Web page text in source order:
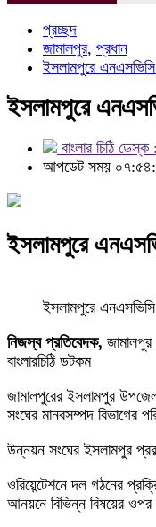
প্রচ্ছদ
জামালপুর, প্রধান
ইসলামপুরে
ইসলামপুরে
বাংলার চিঠি ডেস্ক :
আপডেট সময়
ইসলামপুরে
ইসলামপুরে
নিজস্ব প্রতিবেদক, জামালপুর
বাংলারচিঠি ডটকম
জামালপুরের ইসলামপুর
সংঘের মানবসম্পদ বিভাগের
উন্নয়ন সংঘের ইসলামপুর
ওরিয়েন্টেশনে দল গঠনের
আনয়নে বিভিন্ন বিষয়ের